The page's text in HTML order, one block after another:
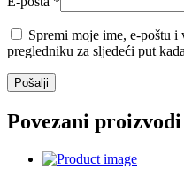
Spremi moje ime, e-poštu
pregledniku za sljedeći put
Povezani proizvodi